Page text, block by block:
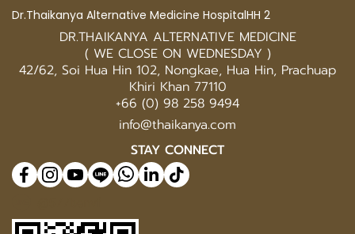
Dr.Thaikanya Alternative Medicine HospitalHH 2
DR.THAIKANYA ALTERNATIVE MEDICINE
( WE CLOSE ON WEDNESDAY )
42/62, Soi Hua Hin 102, Nongkae, Hua Hin, Prachuap
Khiri Khan 77110
+66 (0) 98 258 9494
info@thaikanya.com
STAY CONNECT